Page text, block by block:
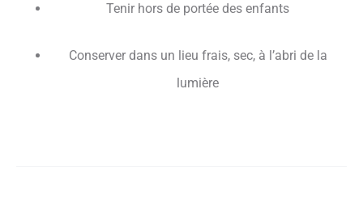
Tenir hors de portée des enfants
Conserver dans un lieu frais, sec, à l’abri de la
lumière